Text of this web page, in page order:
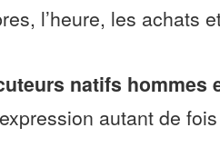
l’heure, les achats
natifs hommes
autant de